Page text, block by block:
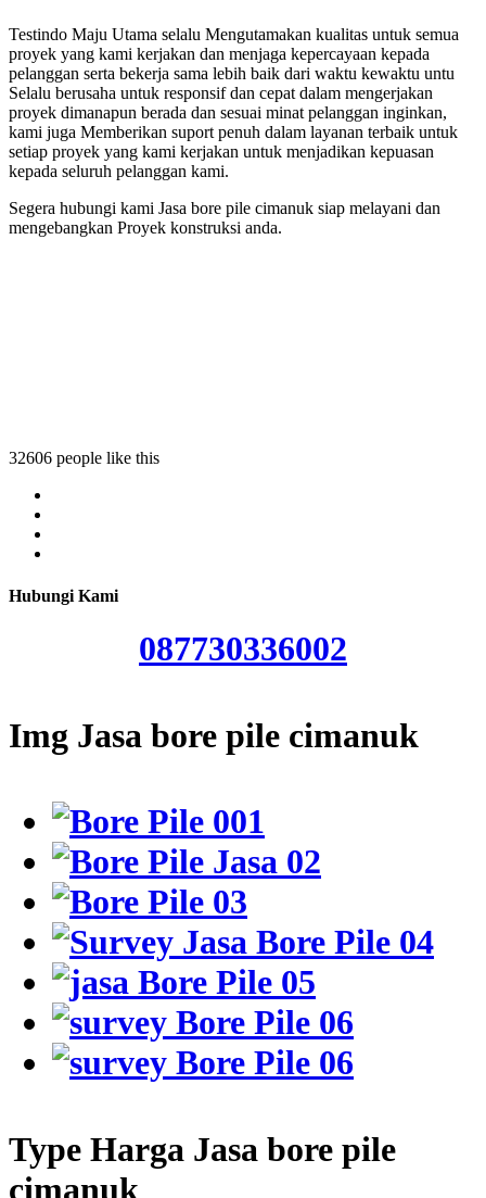
Testindo Maju Utama selalu Mengutamakan kualitas untuk semua
proyek yang kami kerjakan dan menjaga kepercayaan kepada
pelanggan serta bekerja sama lebih baik dari waktu kewaktu untu
Selalu berusaha untuk responsif dan cepat dalam mengerjakan
proyek dimanapun berada dan sesuai minat pelanggan inginkan,
kami juga Memberikan suport penuh dalam layanan terbaik untuk
setiap proyek yang kami kerjakan untuk menjadikan kepuasan
kepada seluruh pelanggan kami.
Segera hubungi kami Jasa bore pile cimanuk siap melayani dan
mengebangkan Proyek konstruksi anda.
32606 people like this
Hubungi Kami
087730336002
Img Jasa bore pile cimanuk
Type Harga Jasa bore pile
cimanuk